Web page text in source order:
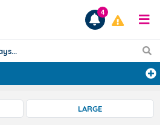
Prévisions
4
LARGE